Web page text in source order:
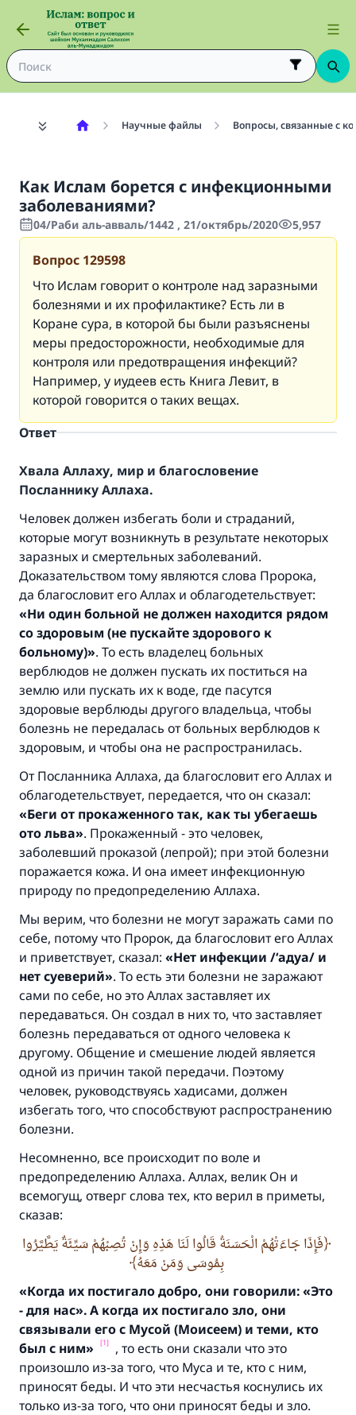
Научные файлы Вопросы, связанные с
Как Ислам борется с инфекционными
заболеваниями?
04/Раби аль-авваль/1442 , 21/октябрь/2020 5,957
Вопрос 129598
Что Ислам говорит о контроле над заразными
болезнями и их профилактике? Есть ли в
Коране сура, в которой бы были разъяснены
меры предосторожности, необходимые для
контроля или предотвращения инфекций?
Например, у иудеев есть Книга Левит, в
которой говорится о таких вещах.
Ответ
Хвала Аллаху, мир и благословение
Посланнику Аллаха.
Человек должен избегать боли и страданий,
которые могут возникнуть в результате некоторых
заразных и смертельных заболеваний.
Доказательством тому являются слова Пророка,
да благословит его Аллах и облагодетельствует:
«Ни один больной не должен находится рядом
со здоровым (не пускайте здорового к
больному)». То есть владелец больных
верблюдов не должен пускать их поститься на
землю или пускать их к воде, где пасутся
здоровые верблюды другого владельца, чтобы
болезнь не передалась от больных верблюдов к
здоровым, и чтобы она не распространилась.
От Посланника Аллаха, да благословит его Аллах и
облагодетельствует, передается, что он сказал:
«Беги от прокаженного так, какты убегаешь
ото льва». Прокаженный - это человек,
заболевший проказой (лепрой); при этой болезни
поражается кожа. И она имеет инфекционную
природу по предопределению Аллаха.
Мы верим, что болезни не могут заражать сами по
себе, потому что Пророк, да благословит его Аллах
и приветствует, сказал: «Нет инфекции /‘адуа/ и
нет суеверий». То есть эти болезни не заражают
сами по себе, но это Аллах заставляет их
передаваться. Он создал в них то, что заставляет
болезнь передаваться от одного человека к
другому. Общение и смешение людей является
одной из причин такой передачи. Поэтому
человек, руководствуясь хадисами, должен
избегать того, что способствуют распространению
болезни.
Несомненно, все происходит по воле и
предопределению Аллаха. Аллах, велик Он и
всемогущ, отверг слова тех, кто верил в приметы,
сказав:
فَإِذَا جَاءَتْهُمْ الْحَسَنَةُ قَالُوا لَنَا هَذِهِ وَإِنْ تُصِبْهُمْ سَيِّئَةٌ يَطَّيَّرُوا
بِمُوسَى وَمَنْ مَعَهُ
«Когда их постигало добро, они говорили:«Это
- для нас».А когда их постигало зло, они
связывали его с Мусой (Моисеем) и теми, кто
был с ним»
[1]
, то есть они сказали что это
произошло из-за того, что Муса и те, кто с ним,
приносят беды. И что эти несчастья коснулись их
только из-за того, что они приносят беды и зло.
Ответ № 110845 помог сохранить
брак.
Посланник Аллаха, мир ему и
благословение, сказал:
«Указавшему на благое (полагается) такая
же награда как и совершившему его»
(МУСЛИМ, № 1893).
Участвуйте сейчас!